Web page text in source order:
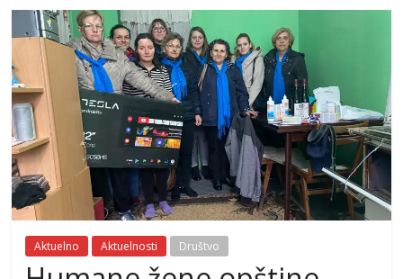
Aktuelno Aktuelnosti Društvo